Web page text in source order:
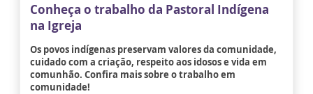
Conheça o trabalho da Pastoral Indígena
na Igreja
Os povos indígenas preservam valores da comunidade,
cuidado com a criação, respeito aos idosos e vida em
comunhão. Confira mais sobre o trabalho em
comunidade!